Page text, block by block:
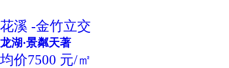
花溪 -金竹立交
龙湖·景粼天著
均价7500 元/㎡